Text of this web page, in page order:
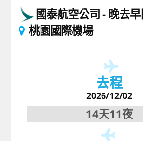
國泰航空公司
晚去
桃園國際機場
去程
2026/12/02
14天11夜